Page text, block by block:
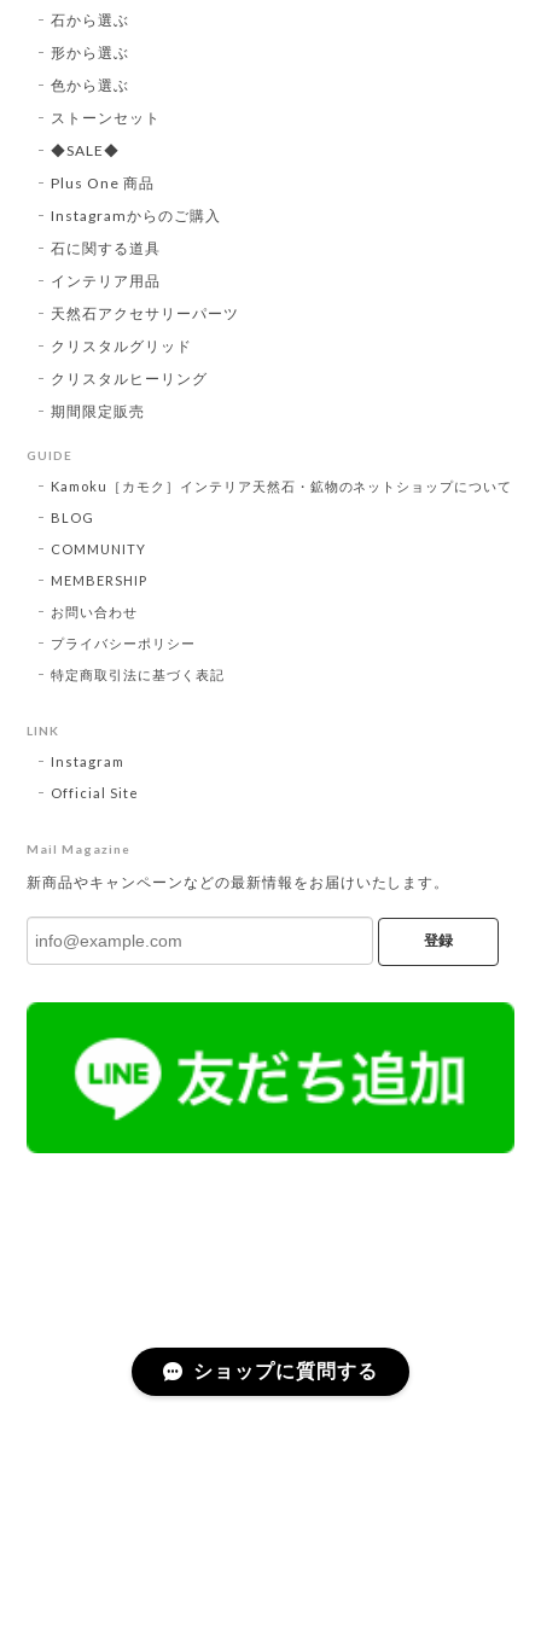
石から選ぶ
形から選ぶ
色から選ぶ
ストーンセット
◆SALE◆
Plus One 商品
Instagramからのご購入
石に関する道具
インテリア用品
天然石アクセサリーパーツ
クリスタルグリッド
クリスタルヒーリング
期間限定販売
GUIDE
Kamoku［カモク］インテリア天然石・鉱物のネットショップについて
BLOG
COMMUNITY
MEMBERSHIP
お問い合わせ
プライバシーポリシー
特定商取引法に基づく表記
LINK
Instagram
Official Site
Mail Magazine
新商品やキャンペーンなどの最新情報をお届けいたします。
登録
ショップに質問する